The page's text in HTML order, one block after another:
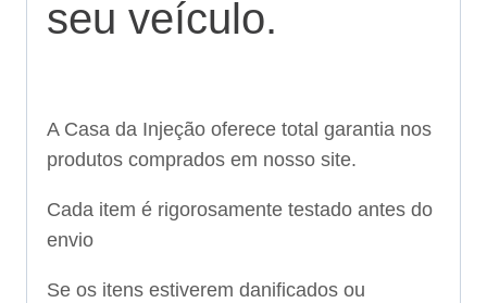
seu veículo.
A Casa da Injeção oferece total garantia nos
produtos comprados em nosso site.
Cada item é rigorosamente testado antes do
envio
Se os itens estiverem danificados ou